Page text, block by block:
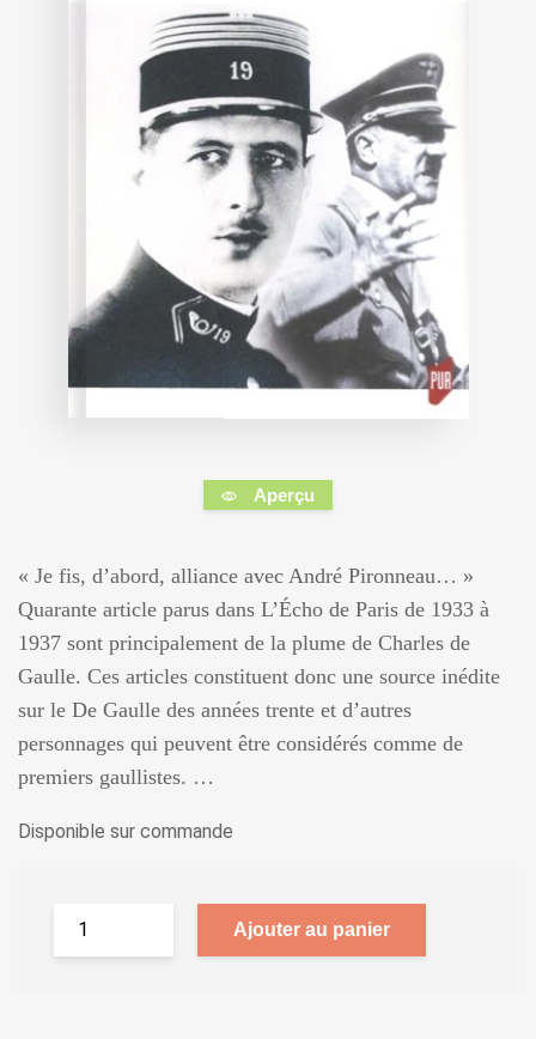
Aperçu
« Je fis, d’abord, alliance avec André Pironneau… »
Quarante article parus dans L’Écho de Paris de 1933 à
1937 sont principalement de la plume de Charles de
Gaulle. Ces articles constituent donc une source inédite
sur le De Gaulle des années trente et d’autres
personnages qui peuvent être considérés comme de
premiers gaullistes. …
Disponible sur commande
Ajouter au panier